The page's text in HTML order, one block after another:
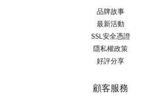
品牌故事
最新活動
SSL安全憑證
隱私權政策
好評分享
顧客服務